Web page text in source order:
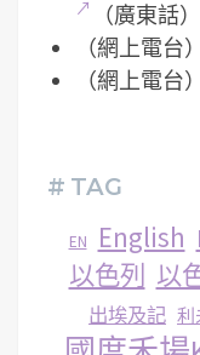
（廣東話）
（網上電台）
（網上電台）
# TAG
EN English
以色列 以
出埃及記 利